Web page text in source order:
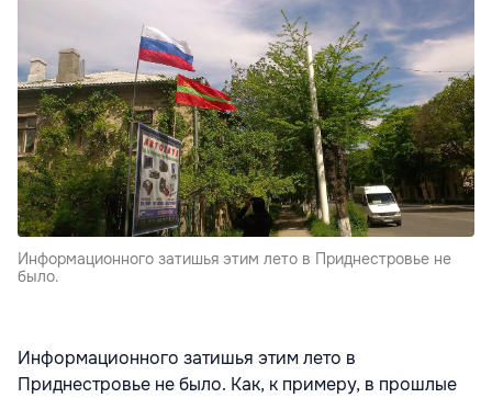
Информационного затишья этим лето в Приднестровье не
было.
Информационного затишья этим лето в
Приднестровье не было. Как, к примеру, в прошлые